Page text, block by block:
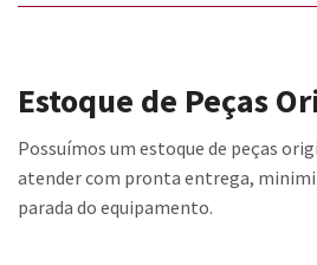
Estoque de Peças
Possuímos um estoque de peças
atender com pronta entrega,
parada do equipamento.